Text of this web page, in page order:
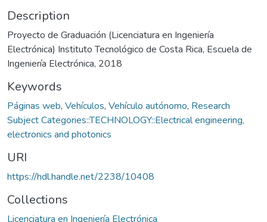
Description
Proyecto de Graduación (Licenciatura en Ingeniería
Electrónica) Instituto Tecnológico de Costa Rica, Escuela de
Ingeniería Electrónica, 2018
Keywords
Páginas web, Vehículos, Vehículo autónomo, Research
Subject Categories::TECHNOLOGY::Electrical engineering,
electronics and photonics
URI
https://hdl.handle.net/2238/10408
Collections
Licenciatura en Ingeniería Electrónica